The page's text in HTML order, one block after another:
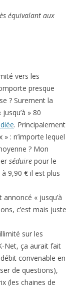
équivalant aux
vers les
presque
? Surement la
» 80
. Principalement
: n’importe lequel
? Mon
séduire pour le
9,90 € il est plus
« jusqu’à
c’est mais juste
sur les
Net, ça aurait fait
convenable en
de questions),
(les chaines de